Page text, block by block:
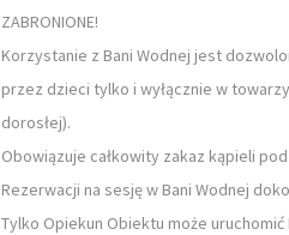
ZABRONIONE!
Korzystanie z Bani Wodnej jest
przez dzieci tylko i wyłącznie w
dorosłej).
Obowiązuje całkowity zakaz kąpieli
Rezerwacji na sesję w Bani Wodnej
Tylko Opiekun Obiektu może uruchomić